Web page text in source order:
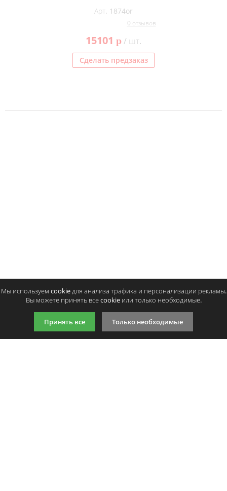
Арт. 1874or
0 отзывов
15101 p/ шт.
Сделать предзаказ
Мы используем cookie для анализа трафика и персонализации рекламы.
Вы можете принять все cookie или только необходимые.
Принять все Только необходимые